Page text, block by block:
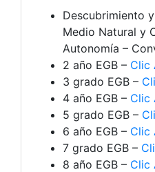
Descubrimiento
Medio Natural y
Autonomía –
2 año EGB – Clic
3 grado EGB –
4 año EGB – Clic
5 grado EGB –
6 año EGB – Clic
7 grado EGB –
8 año EGB – Clic